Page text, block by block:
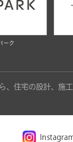
ーク
、住宅の設計、施